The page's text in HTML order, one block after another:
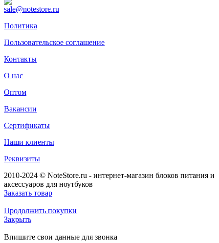
sale@notestore.ru
Политика
Пользовательское соглашение
Контакты
О нас
Оптом
Вакансии
Сертификаты
Наши клиенты
Реквизиты
2010-2024 © NoteStore.ru - интернет-магазин блоков питания и
аксессуаров для ноутбуков
Заказать товар
Продолжить покупки
Закрыть
Впишите свои данные для звонка